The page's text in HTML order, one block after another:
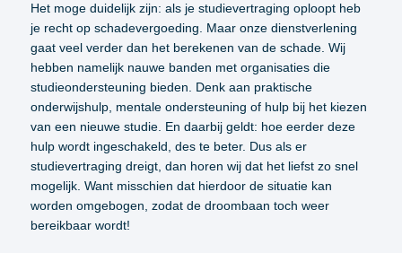
Het moge duidelijk zijn: als je studievertraging oploopt heb
je recht op schadevergoeding. Maar onze dienstverlening
gaat veel verder dan het berekenen van de schade. Wij
hebben namelijk nauwe banden met organisaties die
studieondersteuning bieden. Denk aan praktische
onderwijshulp, mentale ondersteuning of hulp bij het kiezen
van een nieuwe studie. En daarbij geldt: hoe eerder deze
hulp wordt ingeschakeld, des te beter. Dus als er
studievertraging dreigt, dan horen wij dat het liefst zo snel
mogelijk. Want misschien dat hierdoor de situatie kan
worden omgebogen, zodat de droombaan toch weer
bereikbaar wordt!